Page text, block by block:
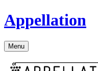
Appellation
Menu